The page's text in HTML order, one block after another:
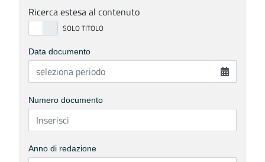
Ricerca estesa al contenuto
Data documento
Numero documento
Anno di redazione